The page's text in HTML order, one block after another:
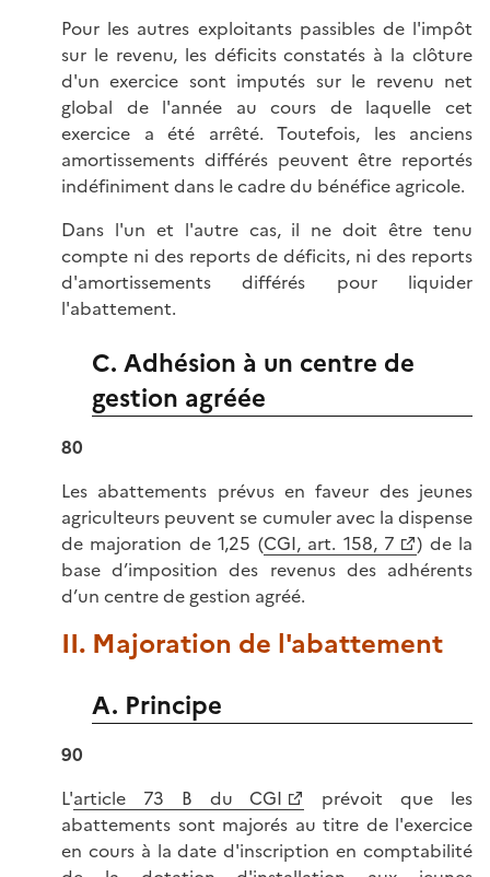
Pour les autres exploitants passibles de l'impôt
sur le revenu, les déficits constatés à la clôture
d'un exercice sont imputés sur le revenu net
global de l'année au cours de laquelle cet
exercice a été arrêté. Toutefois, les anciens
amortissements différés peuvent être reportés
indéfiniment dans le cadre du bénéfice agricole.
Dans l'un et l'autre cas, il ne doit être tenu
compte ni des reports de déficits, ni des reports
d'amortissements différés pour liquider
l'abattement.
C. Adhésion à un centre de
gestion agréée
80
Les abattements prévus en faveur des jeunes
agriculteurs peuvent se cumuler avec la dispense
de majoration de 1,25 (CGI, art. 158, 7
) de la
base d’imposition des revenus des adhérents
d’un centre de gestion agréé.
II. Majoration de l'abattement
A. Principe
90
L'article 73 B du CGI
prévoit que les
abattements sont majorés au titre de l'exercice
en cours à la date d'inscription en comptabilité